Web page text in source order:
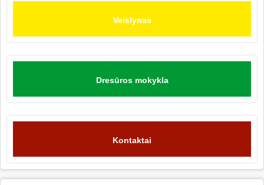
Veislynas
Dresūros mokykla
Kontaktai